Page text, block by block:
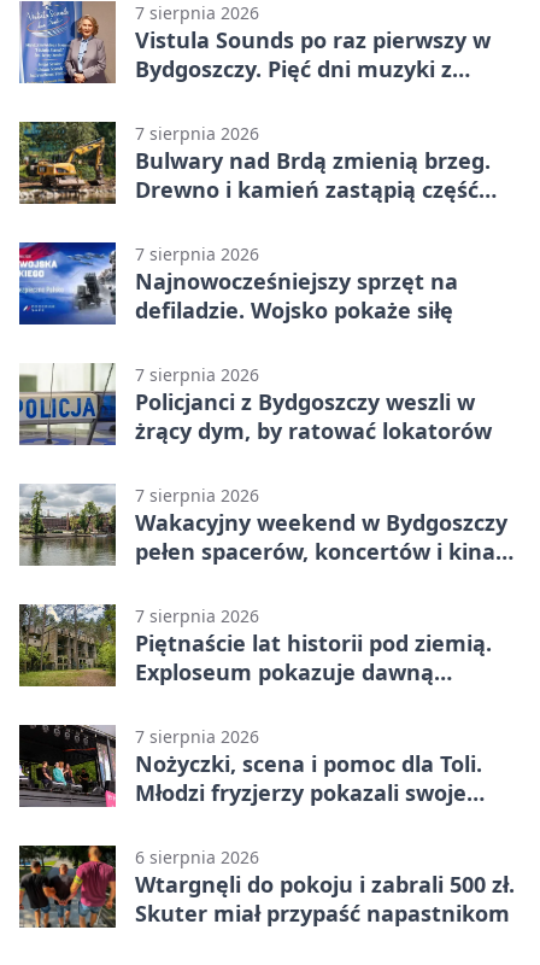
7 sierpnia 2026
Vistula Sounds po raz pierwszy w
Bydgoszczy. Pięć dni muzyki z
7 sierpnia 2026
Bulwary nad Brdą zmienią brzeg.
Drewno i kamień zastąpią część
7 sierpnia 2026
Najnowocześniejszy sprzęt na
defiladzie. Wojsko pokaże siłę
7 sierpnia 2026
Policjanci z Bydgoszczy weszli w
żrący dym, by ratować lokatorów
7 sierpnia 2026
Wakacyjny weekend w Bydgoszczy
pełen spacerów, koncertów i kina
7 sierpnia 2026
Piętnaście lat historii pod ziemią.
Exploseum pokazuje dawną
7 sierpnia 2026
Nożyczki, scena i pomoc dla Toli.
Młodzi fryzjerzy pokazali swoje
6 sierpnia 2026
Wtargnęli do pokoju i zabrali 500 zł.
Skuter miał przypaść napastnikom